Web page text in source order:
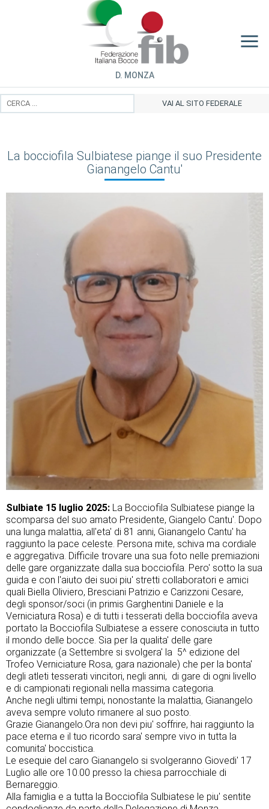
D. MONZA
VAI AL SITO FEDERALE
La bocciofila Sulbiatese piange il suo Presidente
Gianangelo Cantu'
Sulbiate 15 luglio 2025: La Bocciofila Sulbiatese piange la
scomparsa del suo amato Presidente, Giangelo Cantu'. Dopo
una lunga malattia, all'eta' di 81 anni, Gianangelo Cantu' ha
raggiunto la pace celeste. Persona mite, schiva ma cordiale
e aggregativa. Difficile trovare una sua foto nelle premiazioni
delle gare organizzate dalla sua bocciofila. Pero' sotto la sua
guida e con l'aiuto dei suoi piu' stretti collaboratori e amici
quali Biella Oliviero, Bresciani Patrizio e Carizzoni Cesare,
degli sponsor/soci (in primis Garghentini Daniele e la
Verniciatura Rosa) e di tutti i tesserati della bocciofila aveva
portato la Bocciofila Sulbiatese a essere conosciuta in tutto
il mondo delle bocce. Sia per la qualita' delle gare
organizzate (a Settembre si svolgera' la 5^ edizione del
Trofeo Verniciature Rosa, gara nazionale) che per la bonta'
degli atleti tesserati vincitori, negli anni, di gare di ogni livello
e di campionati regionali nella massima categoria.
Anche negli ultimi tempi, nonostante la malattia, Gianangelo
aveva sempre voluto rimanere al suo posto.
Grazie Gianangelo.Ora non devi piu' soffrire, hai raggiunto la
pace eterna e il tuo ricordo sara' sempre vivo in tutta la
comunita' boccistica.
Le esequie del caro Gianangelo si svolgeranno Giovedi' 17
Luglio alle ore 10.00 presso la chiesa parrocchiale di
Bernareggio.
Alla famiglia e a tutta la Bocciofila Sulbiatese le piu' sentite